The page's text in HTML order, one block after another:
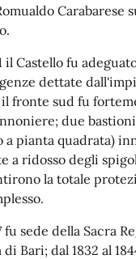
Carabarese
il Castello fu
dettate
fronte sud fu
due
a pianta quadrata)
a ridosso degli
la totale
fu sede della Sacra
Bari; dal 1832 al